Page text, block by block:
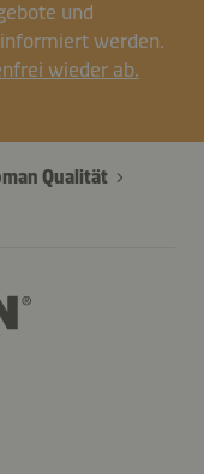
und
werden.
wieder ab.
Qualität